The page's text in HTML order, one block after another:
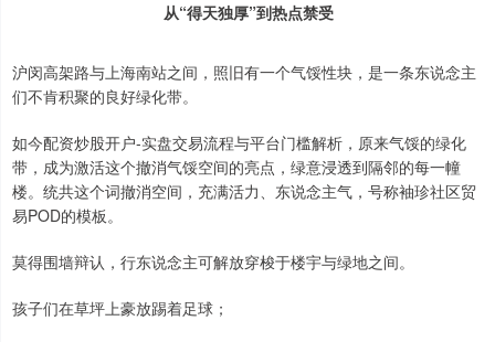
从“得天独厚”到热点禁受
沪闵高架路与上海南站之间，照旧有一个气馁性块，是一条东说念主
们不肯积聚的良好绿化带。
如今配资炒股开户-实盘交易流程与平台门槛解析，原来气馁的绿化
带，成为激活这个撤消气馁空间的亮点，绿意浸透到隔邻的每一幢
楼。统共这个词撤消空间，充满活力、东说念主气，号称袖珍社区贸
易POD的模板。
莫得围墙辩认，行东说念主可解放穿梭于楼宇与绿地之间。
孩子们在草坪上豪放踢着足球；